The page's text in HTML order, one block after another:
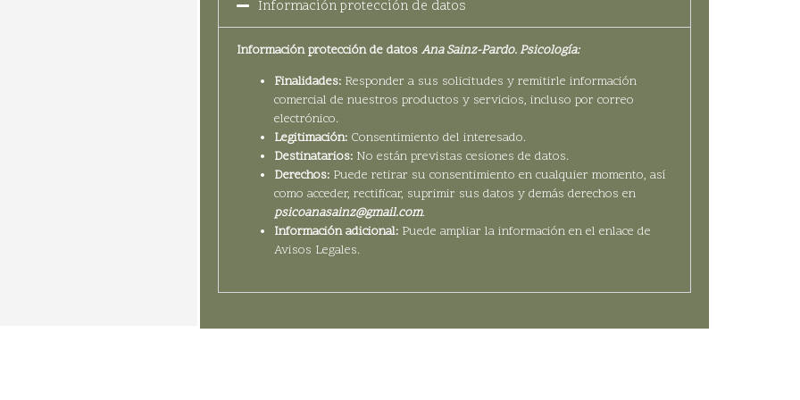
Información protección de datos
Información protección de datos Ana Sainz-Pardo. Psicología:
Finalidades: Responder a sus solicitudes y remitirle información
comercial de nuestros productos y servicios, incluso por correo
electrónico.
Legitimación: Consentimiento del interesado.
Destinatarios: No están previstas cesiones de datos.
Derechos: Puede retirar su consentimiento en cualquier momento, así
como acceder, rectificar, suprimir sus datos y demás derechos en
psicoanasainz@gmail.com.
Información adicional: Puede ampliar la información en el enlace de
Avisos Legales.